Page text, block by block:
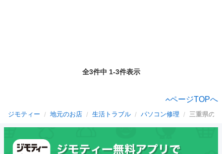
全3件中 1-3件表示
ページTOPへ
ジモティー 地元のお店 生活トラブル パソコン修理 三重県の